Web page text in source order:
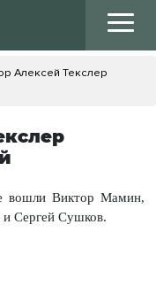
Алексей Текслер
вошли Виктор Мамин,
Сергей Сушков.